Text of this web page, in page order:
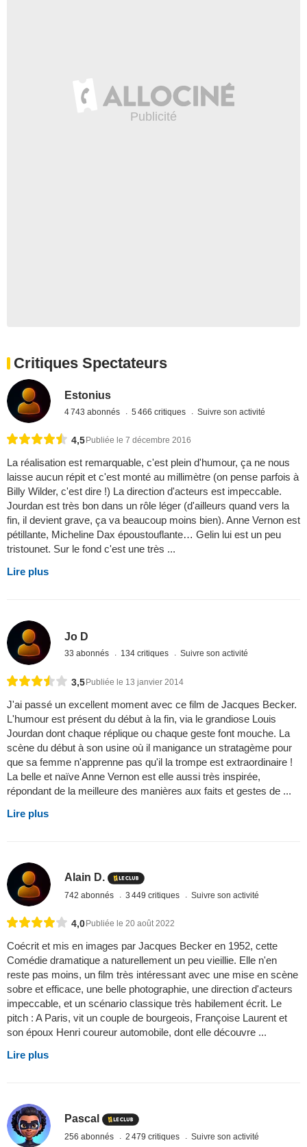
Critiques Spectateurs
Estonius
4 743 abonnés 5 466 critiques Suivre son activité
4,5 Publiée le 7 décembre 2016
La réalisation est remarquable, c'est plein d'humour, ça ne nous
laisse aucun répit et c'est monté au millimètre (on pense parfois à
Billy Wilder, c'est dire !) La direction d'acteurs est impeccable.
Jourdan est très bon dans un rôle léger (d'ailleurs quand vers la
fin, il devient grave, ça va beaucoup moins bien). Anne Vernon est
pétillante, Micheline Dax époustouflante… Gelin lui est un peu
tristounet. Sur le fond c'est une très ...
Lire plus
Jo D
33 abonnés 134 critiques Suivre son activité
3,5Publiée le 13 janvier 2014
J'ai passé un excellent moment avec ce film de Jacques Becker.
L'humour est présent du début à la fin, via le grandiose Louis
Jourdan dont chaque réplique ou chaque geste font mouche. La
scène du début à son usine où il manigance un stratagème pour
que sa femme n'apprenne pas qu'il la trompe est extraordinaire !
La belle et naïve Anne Vernon est elle aussi très inspirée,
répondant de la meilleure des manières aux faits et gestes de ...
Lire plus
Alain D.
742 abonnés 3 449 critiques Suivre son activité
4,0Publiée le 20 août 2022
Coécrit et mis en images par Jacques Becker en 1952, cette
Comédie dramatique a naturellement un peu vieillie. Elle n'en
reste pas moins, un film très intéressant avec une mise en scène
sobre et efficace, une belle photographie, une direction d'acteurs
impeccable, et un scénario classique très habilement écrit. Le
pitch : A Paris, vit un couple de bourgeois, Françoise Laurent et
son époux Henri coureur automobile, dont elle découvre ...
Lire plus
Pascal
256 abonnés 2 479 critiques Suivre son activité